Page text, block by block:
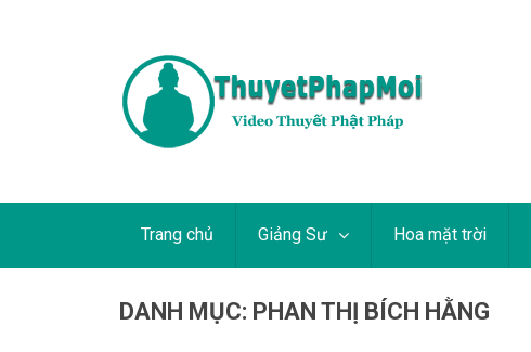
Trang chủ Giảng Sư Hoa mặt trời
DANH MỤC: PHAN THỊ BÍCH HẰNG